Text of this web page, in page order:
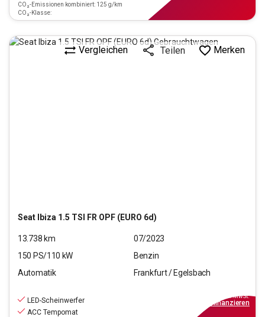
CO₂-Emissionen kombiniert: 125 g/km
CO₂-Klasse:
Seat Ibiza 1.5 TSI FR OPF (EURO 6d)
Vergleichen Teilen Merken
13.738 km
07/2023
150 PS/110 kW
Benzin
Automatik
Frankfurt / Egelsbach
LED-Scheinwerfer
ACC Tempomat
inkl.MwSt.
finanzieren